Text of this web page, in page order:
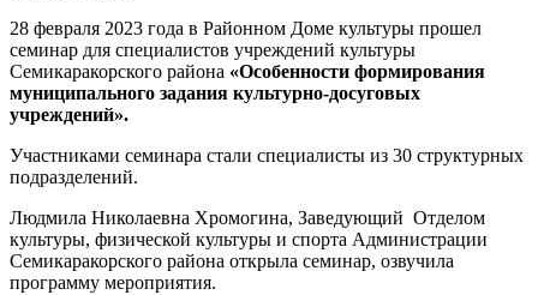
28 февраля 2023 года в Районном Доме культуры прошел
семинар для специалистов учреждений культуры
Семикаракорского района «Особенности формирования
муниципального задания культурно-досуговых
учреждений».
Участниками семинара стали специалисты из 30 структурных
подразделений.
Людмила Николаевна Хромогина, Заведующий Отделом
культуры, физической культуры и спорта Администрации
Семикаракорского района открыла семинар, озвучила
программу мероприятия.